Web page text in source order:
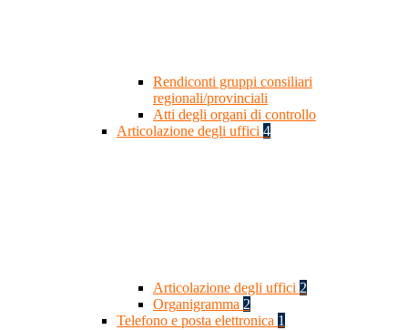
Rendiconti gruppi consiliari
regionali/provinciali
Atti degli organi di controllo
Articolazione degli uffici 4
Articolazione degli uffici 2
Organigramma 2
Telefono e posta elettronica 1